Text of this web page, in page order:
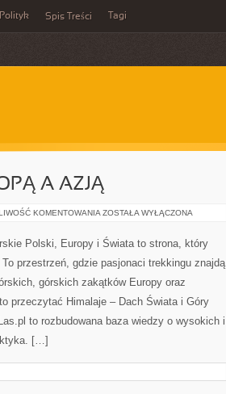
Polityk Spis Treści Tagi
A AZJĄ
KOMENTOWANIA KAUKAZ
EUROPĄ
A
ZOSTAŁA WYŁĄCZONA
Polski, Europy i Świata to strona, który
przestrzeń, gdzie pasjonaci trekkingu znajdą
górskich zakątków Europy oraz
przeczytać Himalaje – Dach Świata i Góry
to rozbudowana baza wiedzy o wysokich i
[…]